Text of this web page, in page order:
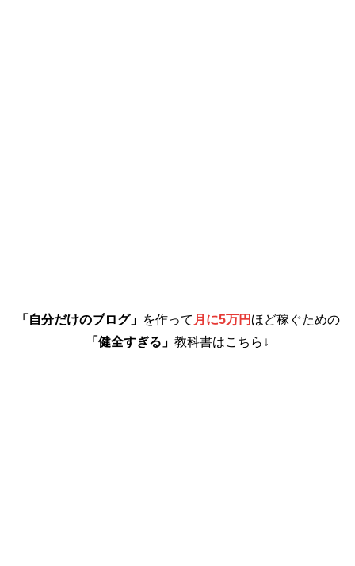
「自分だけのブログ」 を作って 月に5万円 ほど稼ぐための
「健全すぎる」 教科書はこちら↓